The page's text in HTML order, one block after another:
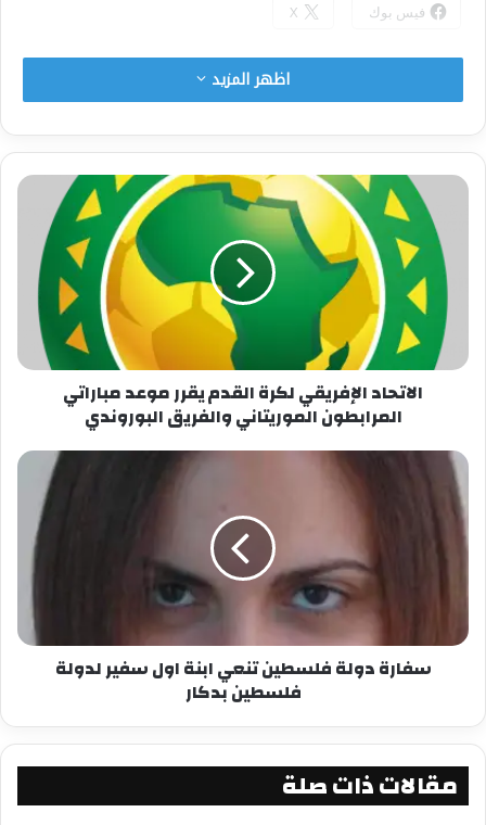
فيس بوك X
اظهر المزيد
الاتحاد الإفريقي لكرة القدم يقرر موعد مباراتي
المرابطون الموريتاني والفريق البوروندي
سفارة دولة فلسطين تنعي ابنة اول سفير لدولة
فلسطين بدكار
مقالات ذات صلة